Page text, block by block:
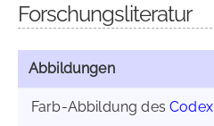
Forschungsliteratur
Abbildungen
Farb-Abbildung desCodex